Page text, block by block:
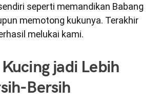
seperti memandikan Babang
memotong kukunya. Terakhir
melukai kami.
jadi Lebih
Bersih